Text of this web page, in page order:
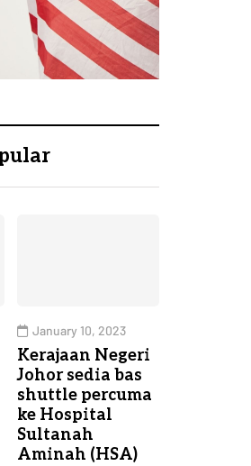
January 10, 2023
Kerajaan Negeri
Johor sedia bas
shuttle percuma
ke Hospital
Sultanah
Aminah (HSA)